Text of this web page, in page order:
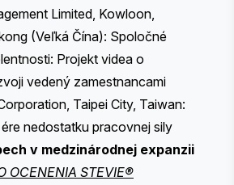
Limited, Kowloon,
(Veľká Čína): Spoločné
Projekt videa o
vedený zamestnancami
Taipei City, Taiwan:
nedostatku pracovnej sily
v medzinárodnej expanzii
OCENENIA STEVIE®